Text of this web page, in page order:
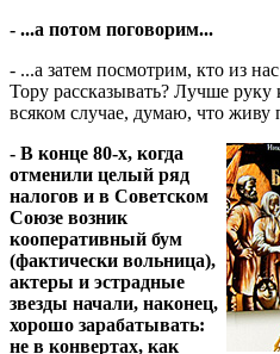
- ...а потом поговорим...
- ...а затем посмотрим, кто из
Тору рассказывать? Лучше
всяком случае, думаю, что живу
- В конце 80-х, когда
отменили целый ряд
налогов и в Советском
Союзе возник
кооперативный бум
(фактически вольница),
актеры и эстрадные
звезды начали, наконец,
хорошо зарабатывать:
не в конвертах, как